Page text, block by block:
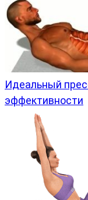
Идеальный
эффективности